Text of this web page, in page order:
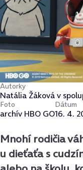
Autorky
Natália Žáková v
Foto
archív HBO GO
Dátum
16. 4.
Mnohí rodičia
u dieťaťa s